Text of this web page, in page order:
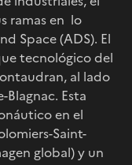
ramas en lo
Space (ADS). El
tecnológico del
al lado
Esta
en el
Saint-
global) y un